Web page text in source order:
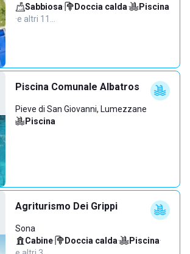
Sabbiosa· Doccia calda·
Piscina
·e altri 11…
Piscina Comunale Albatros
Pieve di San Giovanni, Lumezzane
Piscina
Agriturismo Dei Grippi
Sona
Cabine· Doccia calda· Piscina·